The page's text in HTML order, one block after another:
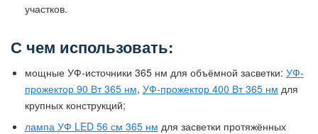
участков.
С чем использовать:
мощные УФ-источники 365 нм для объёмной засветки: УФ-
прожектор 90 Вт 365 нм, УФ-прожектор 400 Вт 365 нм для
крупных конструкций;
лампа УФ LED 56 см 365 нм для засветки протяжённых